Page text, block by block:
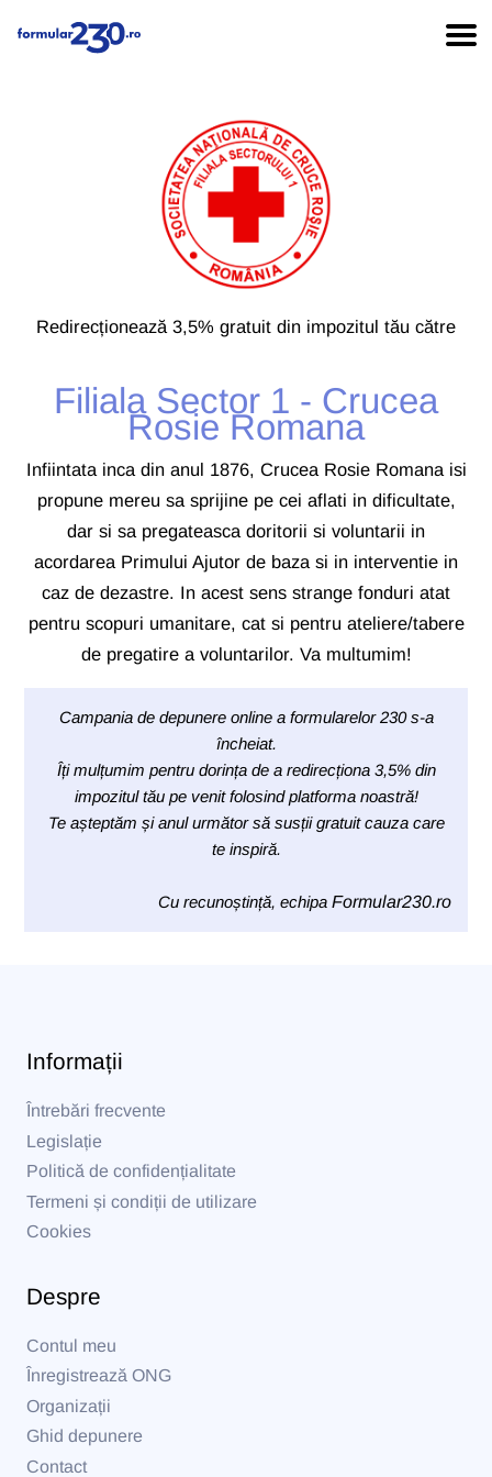
Redirecționează 3,5% gratuit din impozitul tău către
Filiala Sector 1 - Crucea
Rosie Romana
Infiintata inca din anul 1876, Crucea Rosie Romana isi
propune mereu sa sprijine pe cei aflati in dificultate,
dar si sa pregateasca doritorii si voluntarii in
acordarea Primului Ajutor de baza si in interventie in
caz de dezastre. In acest sens strange fonduri atat
pentru scopuri umanitare, cat si pentru ateliere/tabere
de pregatire a voluntarilor. Va multumim!
Campania de depunere online a formularelor 230 s-a
încheiat.
Îți mulțumim pentru dorința de a redirecționa 3,5% din
impozitul tău pe venit folosind platforma noastră!
Te așteptăm și anul următor să susții gratuit cauza care
te inspiră.
Cu recunoștință, echipa Formular230.ro
Informații
Întrebări frecvente
Legislație
Politică de confidențialitate
Termeni și condiții de utilizare
Cookies
Despre
Contul meu
Înregistrează ONG
Organizații
Ghid depunere
Contact